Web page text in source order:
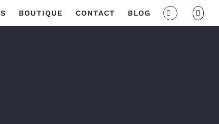
BOUTIQUE CONTACT BLOG